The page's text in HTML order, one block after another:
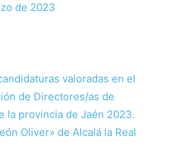
de 2023
valoradas en el
de Directores/as de
la provincia de Jaén 2023.
Oliver» de Alcalá la Real